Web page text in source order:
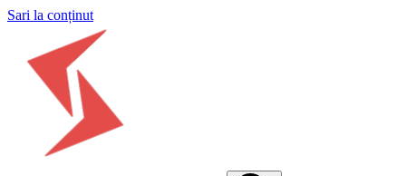
Sari la conținut